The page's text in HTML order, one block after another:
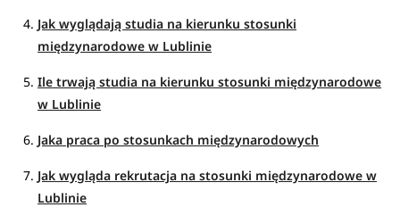
Jak wyglądają studia na kierunku stosunki
międzynarodowe w Lublinie
Ile trwają studia na kierunku stosunki międzynarodowe
w Lublinie
Jaka praca po stosunkach międzynarodowych
Jak wygląda rekrutacja na stosunki międzynarodowe w
Lublinie